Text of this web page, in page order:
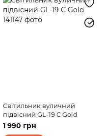
Світильник вуличний
підвісний GL-19 C Gold
1 990 грн